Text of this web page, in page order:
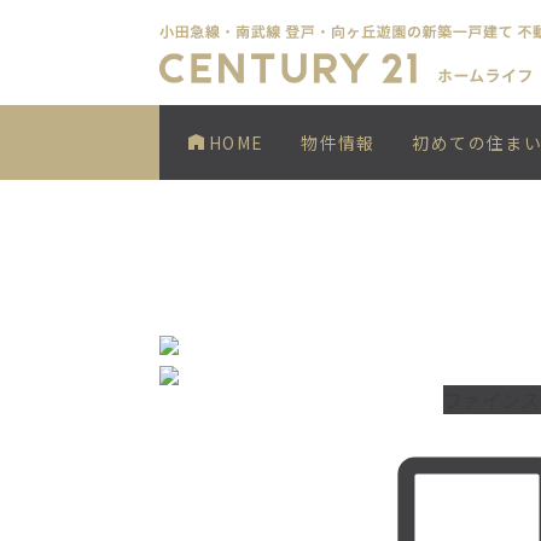
HOME 物件情報 初めての住ま